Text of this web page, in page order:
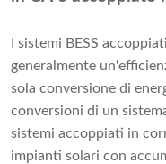
I sistemi BESS
generalmente
sola conversione di
conversioni di un
sistemi accoppiati in
impianti solari con